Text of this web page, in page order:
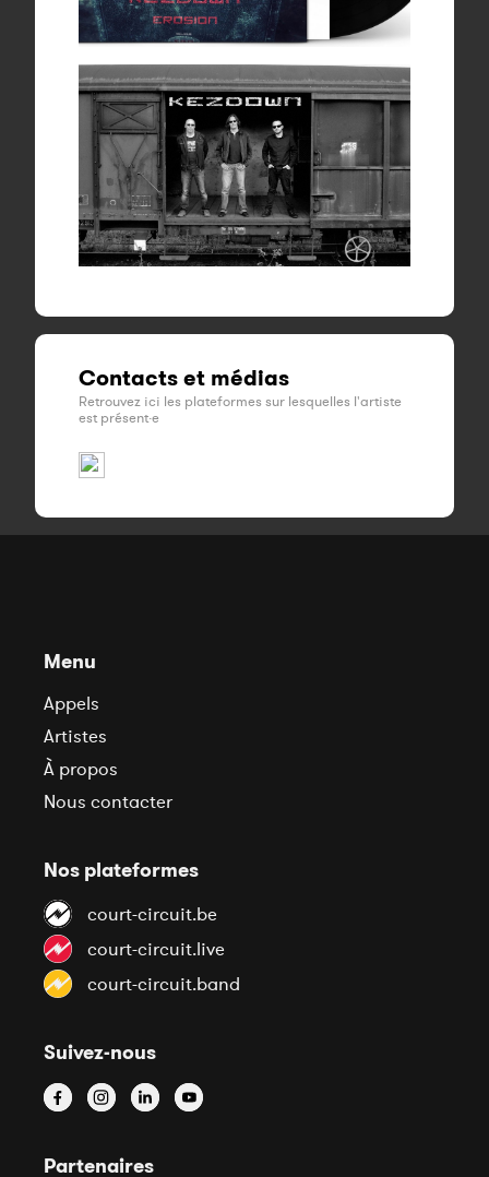
Contacts et médias
Retrouvez ici les plateformes sur lesquelles l'artiste
est présent·e
Menu
Appels
Artistes
À propos
Nous contacter
Nos plateformes
court-circuit.be
court-circuit.live
court-circuit.band
Suivez-nous
Partenaires